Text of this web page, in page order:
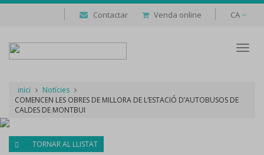
Contactar Venda online CA
inici
Notícies
COMENCEN LES OBRES DE MILLORA DE L’ESTACIÓ D’AUTOBUSOS DE
CALDES DE MONTBUI
TORNAR AL LLISTAT